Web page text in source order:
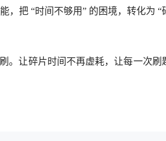
，把 “时间不够用” 的困境，转化为 “
让碎片时间不再虚耗，让每一次刷